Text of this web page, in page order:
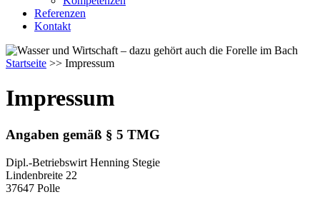
Referenzen
Kontakt
Startseite >> Impressum
Impressum
Angaben gemäß § 5 TMG
Dipl.-Betriebswirt Henning Stegie
Lindenbreite 22
37647 Polle